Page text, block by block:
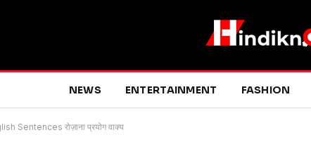
NEWS ENTERTAINMENT FASHION
Sentences रोज़ाना प्रयोग वाक्य